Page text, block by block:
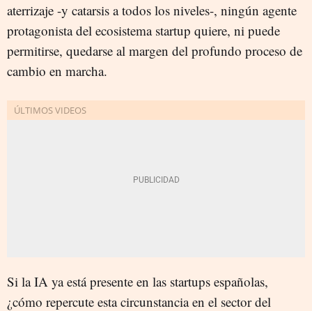
aterrizaje -y catarsis a todos los niveles-, ningún agente
protagonista del ecosistema startup quiere, ni puede
permitirse, quedarse al margen del profundo proceso de
cambio en marcha.
Si la IA ya está presente en las startups españolas,
¿cómo repercute esta circunstancia en el sector del